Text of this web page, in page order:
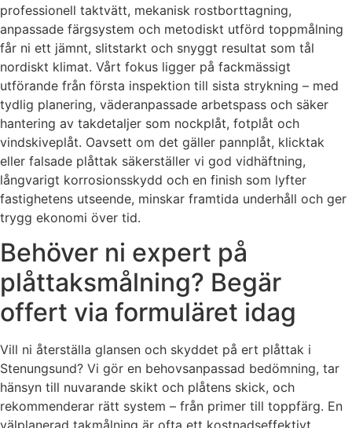
professionell taktvätt, mekanisk rostborttagning,
anpassade färgsystem och metodiskt utförd toppmålning
får ni ett jämnt, slitstarkt och snyggt resultat som tål
nordiskt klimat. Vårt fokus ligger på fackmässigt
utförande från första inspektion till sista strykning – med
tydlig planering, väderanpassade arbetspass och säker
hantering av takdetaljer som nockplåt, fotplåt och
vindskiveplåt. Oavsett om det gäller pannplåt, klicktak
eller falsade plåttak säkerställer vi god vidhäftning,
långvarigt korrosionsskydd och en finish som lyfter
fastighetens utseende, minskar framtida underhåll och ger
trygg ekonomi över tid.
Behöver ni expert på
plåttaksmålning? Begär
offert via formuläret idag
Vill ni återställa glansen och skyddet på ert plåttak i
Stenungsund? Vi gör en behovsanpassad bedömning, tar
hänsyn till nuvarande skikt och plåtens skick, och
rekommenderar rätt system – från primer till toppfärg. En